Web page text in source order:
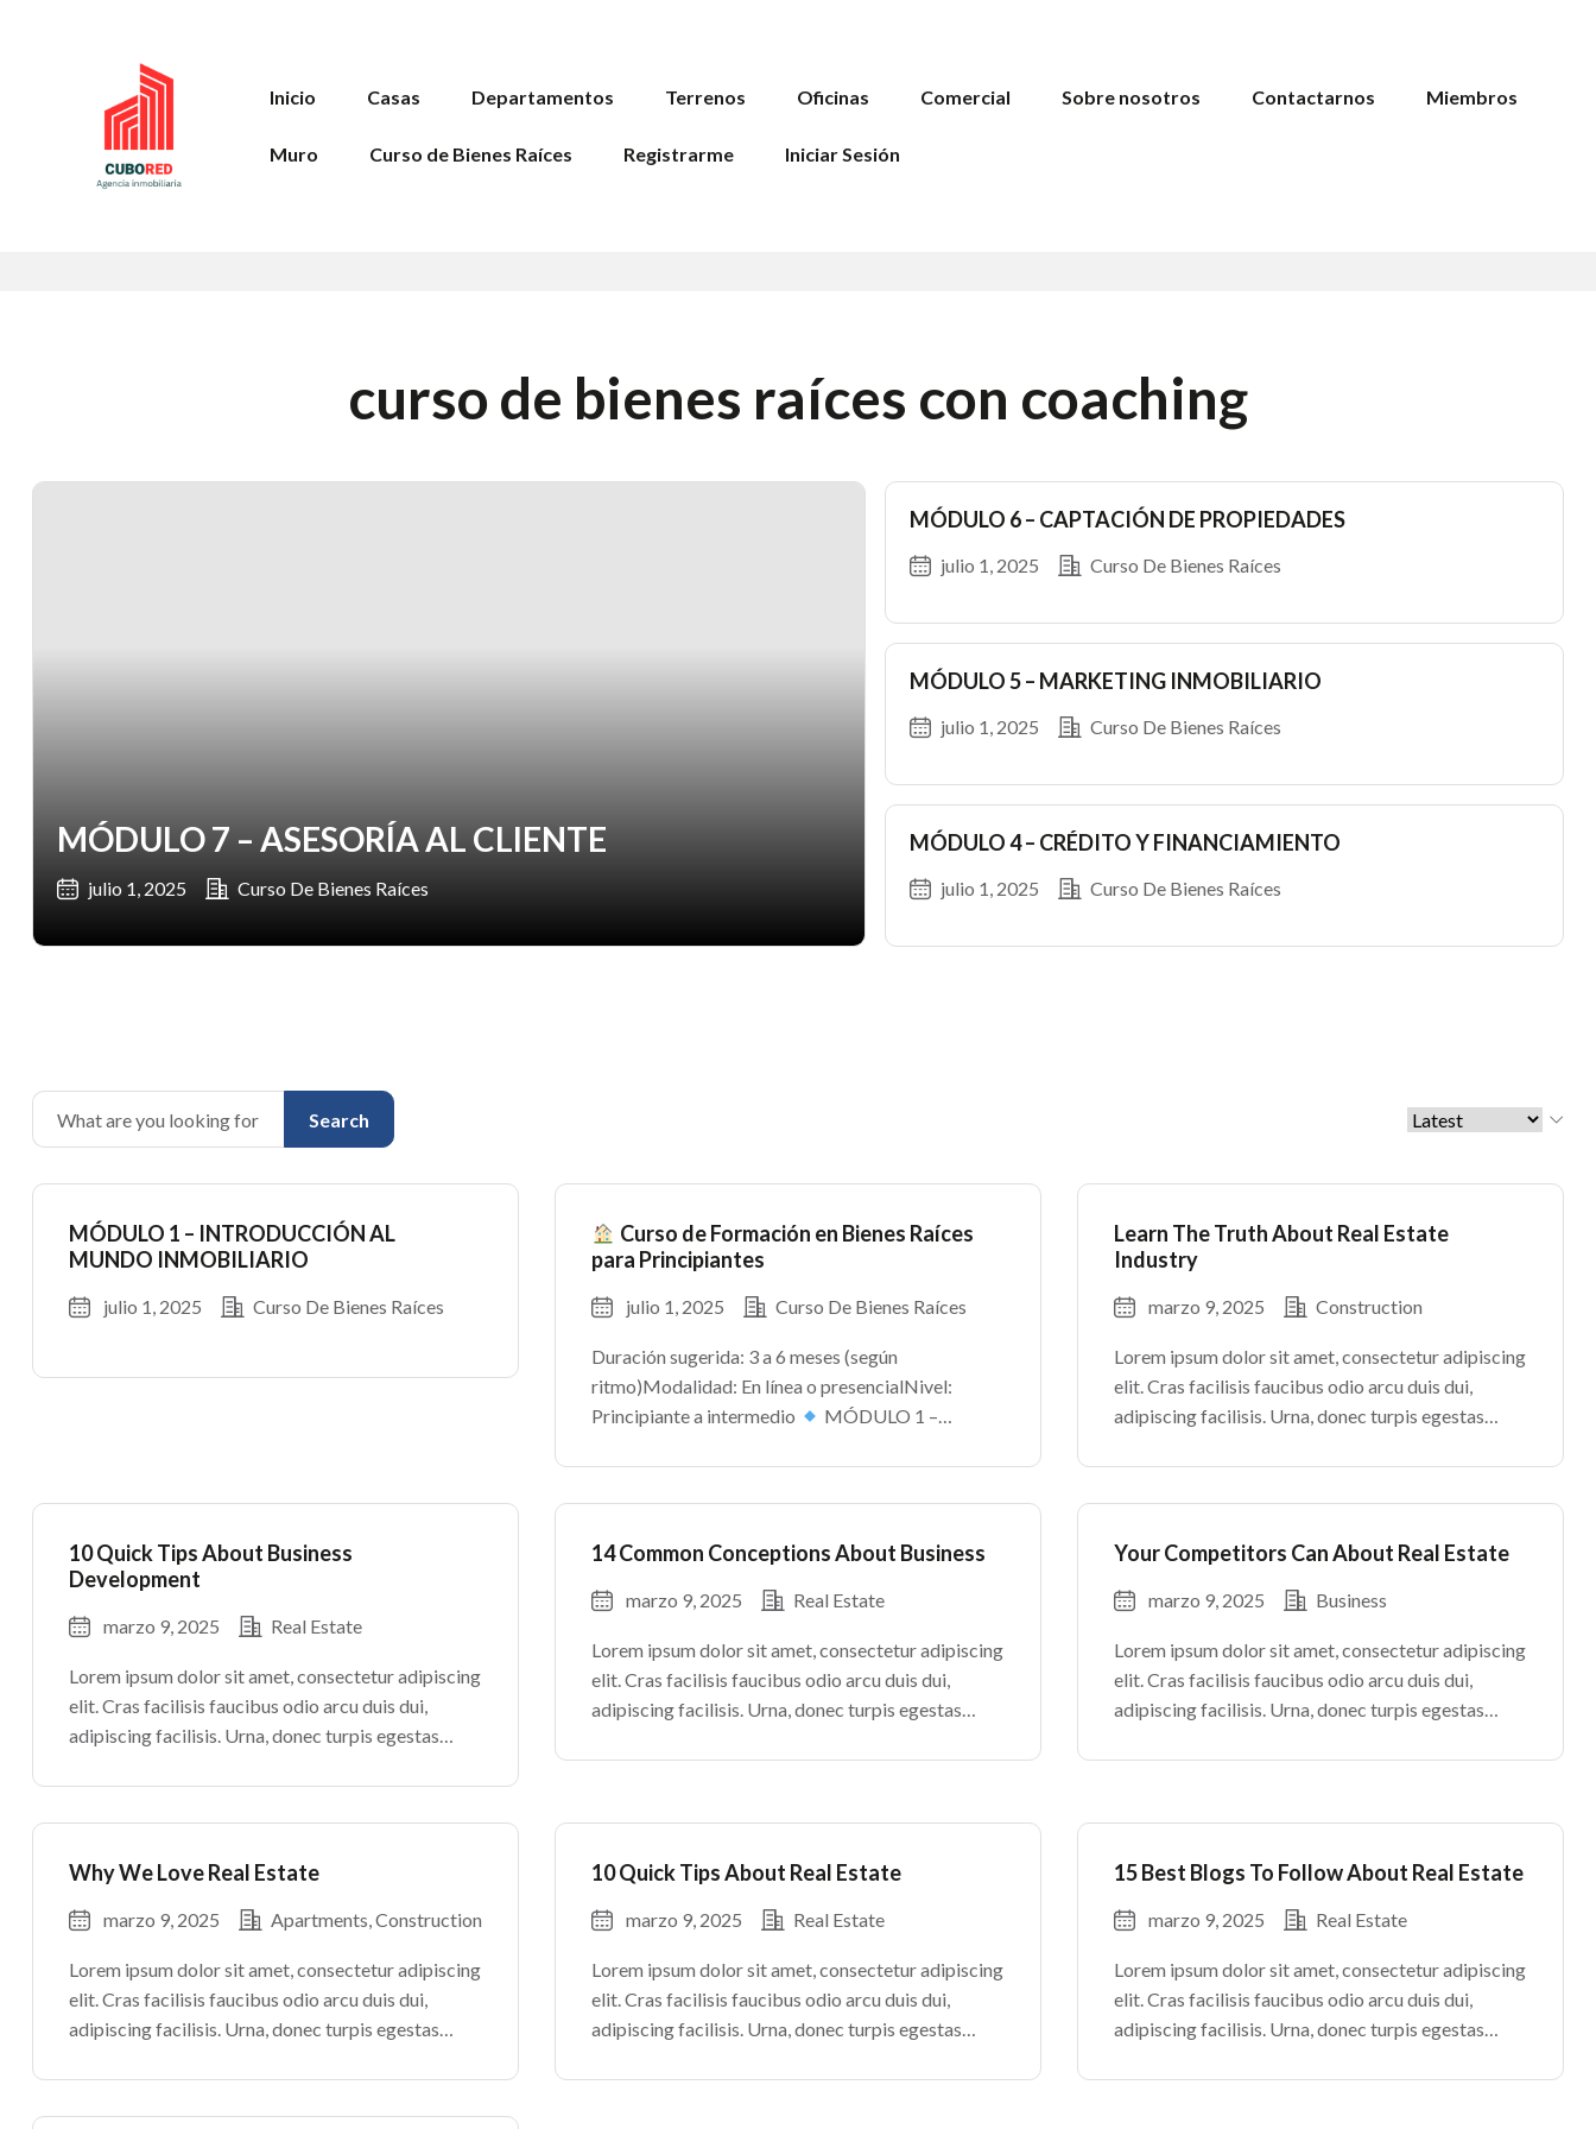
Inicio Casas Departamentos Terrenos Oficinas Comercial Sobre nosotros Contactarnos Miembros
Muro Curso de Bienes Raíces Registrarme Iniciar Sesión
curso de bienes raíces con coaching
MÓDULO 7 – ASESORÍA AL CLIENTE
julio 1, 2025 Curso De Bienes Raíces
MÓDULO 6 – CAPTACIÓN DE PROPIEDADES
julio 1, 2025 Curso De Bienes Raíces
MÓDULO 5 – MARKETING INMOBILIARIO
julio 1, 2025 Curso De Bienes Raíces
MÓDULO 4 – CRÉDITO Y FINANCIAMIENTO
julio 1, 2025 Curso De Bienes Raíces
Search
MÓDULO 1 – INTRODUCCIÓN AL
MUNDO INMOBILIARIO
julio 1, 2025 Curso De Bienes Raíces
Curso de Formación en Bienes Raíces
para Principiantes
julio 1, 2025 Curso De Bienes Raíces
Duración sugerida: 3 a 6 meses (según
ritmo)Modalidad: En línea o presencialNivel:
Principiante a intermedio
MÓDULO 1 –
MÓDULO 2 – FUNDAMENTOS LEGALES
MÓDULO 3 – PROCESO DE COMPRA Y VENTA
Learn The Truth About Real Estate
Industry
marzo 9, 2025 Construction
Lorem ipsum dolor sit amet, consectetur adipiscing
elit. Cras facilisis faucibus odio arcu duis dui,
adipiscing facilisis. Urna, donec turpis egestas
justo odio parturient mauris curabitur lorem in.
Pulvinar sit ultrices mi […]
10 Quick Tips About Business
Development
marzo 9, 2025 Real Estate
Lorem ipsum dolor sit amet, consectetur adipiscing
elit. Cras facilisis faucibus odio arcu duis dui,
adipiscing facilisis. Urna, donec turpis egestas
justo odio parturient mauris curabitur lorem in.
Pulvinar sit ultrices mi […]
14 Common Conceptions About Business
marzo 9, 2025 Real Estate
Lorem ipsum dolor sit amet, consectetur adipiscing
elit. Cras facilisis faucibus odio arcu duis dui,
adipiscing facilisis. Urna, donec turpis egestas
justo odio parturient mauris curabitur lorem in.
Your Competitors Can About Real Estate
marzo 9, 2025 Business
Lorem ipsum dolor sit amet, consectetur adipiscing
elit. Cras facilisis faucibus odio arcu duis dui,
adipiscing facilisis. Urna, donec turpis egestas
justo odio parturient mauris curabitur lorem in.
Why We Love Real Estate
marzo 9, 2025 Apartments Construction
Lorem ipsum dolor sit amet, consectetur adipiscing
elit. Cras facilisis faucibus odio arcu duis dui,
adipiscing facilisis. Urna, donec turpis egestas
justo odio parturient mauris curabitur lorem in.
Pulvinar sit ultrices mi […]
10 Quick Tips About Real Estate
marzo 9, 2025 Real Estate
Lorem ipsum dolor sit amet, consectetur adipiscing
elit. Cras facilisis faucibus odio arcu duis dui,
adipiscing facilisis. Urna, donec turpis egestas
justo odio parturient mauris curabitur lorem in.
15 Best Blogs To Follow About Real Estate
marzo 9, 2025 Real Estate
Lorem ipsum dolor sit amet, consectetur adipiscing
elit. Cras facilisis faucibus odio arcu duis dui,
adipiscing facilisis. Urna, donec turpis egestas
justo odio parturient mauris curabitur lorem in.